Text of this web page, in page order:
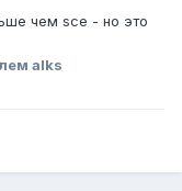
чем sce - но это
alks